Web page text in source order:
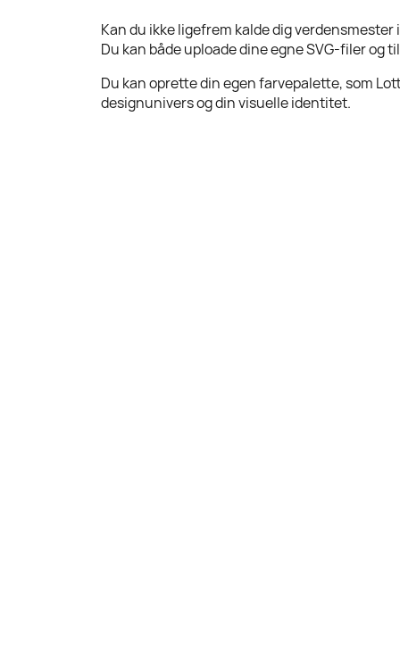
Kan du ikke ligefrem kalde dig
Du kan både uploade dine egne SVG-filer og
Du kan oprette din egen farvepalette, som
designunivers og din visuelle identitet.